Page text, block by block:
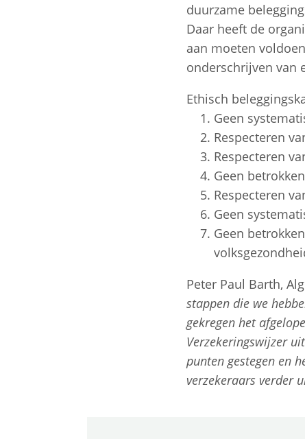
duurzame
Daar heeft de
aan moeten
onderschrijven van
Ethisch
Geen
Respecteren
Respecteren
Geen
Respecteren
Geen
Geen
Peter Paul Barth,
stappen die we
gekregen het
Verzekeringswijzer
punten gestegen en
verzekeraars verder